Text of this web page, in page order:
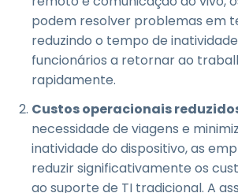
podem resolver problemas em
reduzindo o tempo de
funcionários a retornar ao
rapidamente.
Custos operacionais
necessidade de viagens e
inatividade do dispositivo, as
reduzir significativamente os
ao suporte de TI tradicional. A